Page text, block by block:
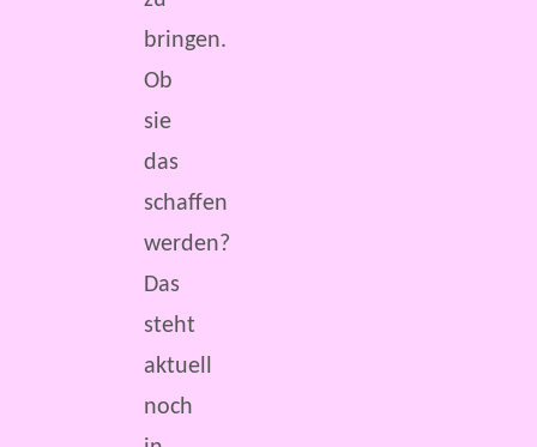
bringen.
Ob
sie
das
schaffen
werden?
Das
steht
aktuell
noch